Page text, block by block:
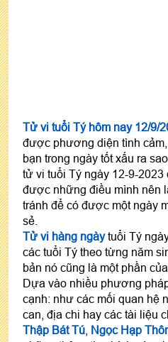
Tử vi tuổi Tý hôm nay 12/9/
được phương diện tình
bạn trong ngày tốt xấu ra
tử vi tuổi Tý ngày 12-9-2023
được những điều mình nên
tránh để có được một ngày
sẻ.
Tử vi hàng ngàytuổi Tý
các tuổi Tý theo từng năm
bản nó cũng là một phần
Dựa vào nhiều phương
cạnh: như các mối quan hệ
can, địa chi hay các tài liệu
Thập Bát Tú Ngọc Hạp